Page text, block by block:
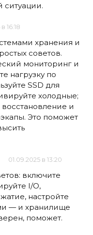
ситуации.
16:18
хранения и
советов.
мониторинг и
нагрузку по
SSD для
холодные;
восстановление и
Это поможет
01.09.2025 в 13:20
включите
I/O,
настройте
— и хранилище
поможет.